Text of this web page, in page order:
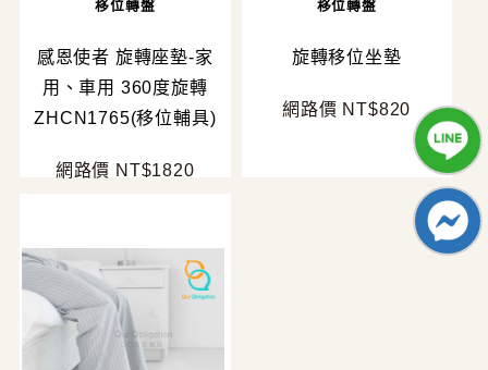
移位轉盤
感恩使者 旋轉座墊-家
用、車用 360度旋轉
ZHCN1765(移位輔具)
網路價 NT$1820
移位轉盤
旋轉移位坐墊
網路價 NT$820